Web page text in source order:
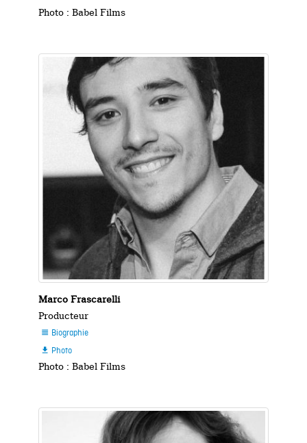
Photo : Babel Films
Marco Frascarelli
Producteur
 Biographie
 Photo
Photo : Babel Films